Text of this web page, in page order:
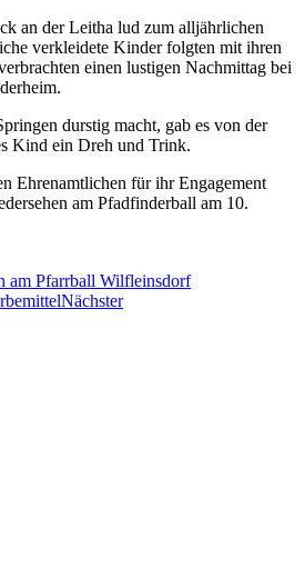
an der Leitha lud zum alljährlichen
verkleidete Kinder folgten mit ihren
einen lustigen Nachmittag bei
durstig macht, gab es von der
Kind ein Dreh und Trink.
Ehrenamtlichen für ihr Engagement
am Pfadfinderball am 10.
am Pfarrball Wilfleinsdorf
Nächster